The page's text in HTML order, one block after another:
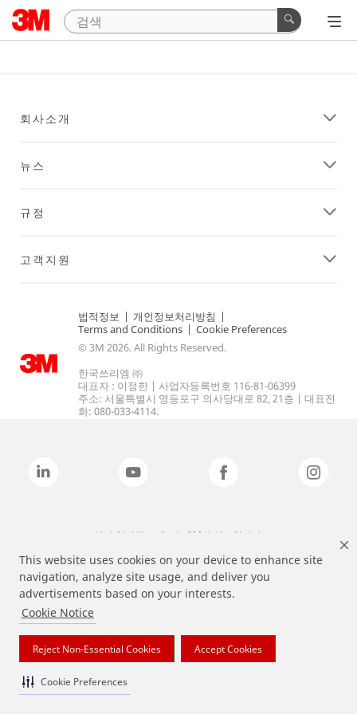
This website uses cookies on your device to enhance site
navigation, analyze site usage, and deliver you
advertisements based on your interests.
Cookie Notice
Reject Non-Essential Cookies Accept Cookies
Cookie Preferences
회사소개
뉴스
규정
고객지원
법적정보 | 개인정보처리방침 |
Terms and Conditions | Cookie Preferences
© 3M 2026. All Rights Reserved.
한국쓰리엠 ㈜
대표자 : 이정한 | 사업자등록번호 116-81-06399
주소: 서울특별시 영등포구 의사당대로 82, 21층 | 대표전
화: 080-033-4114.
상기 열거된 브랜드는 3M의 상표입니다.